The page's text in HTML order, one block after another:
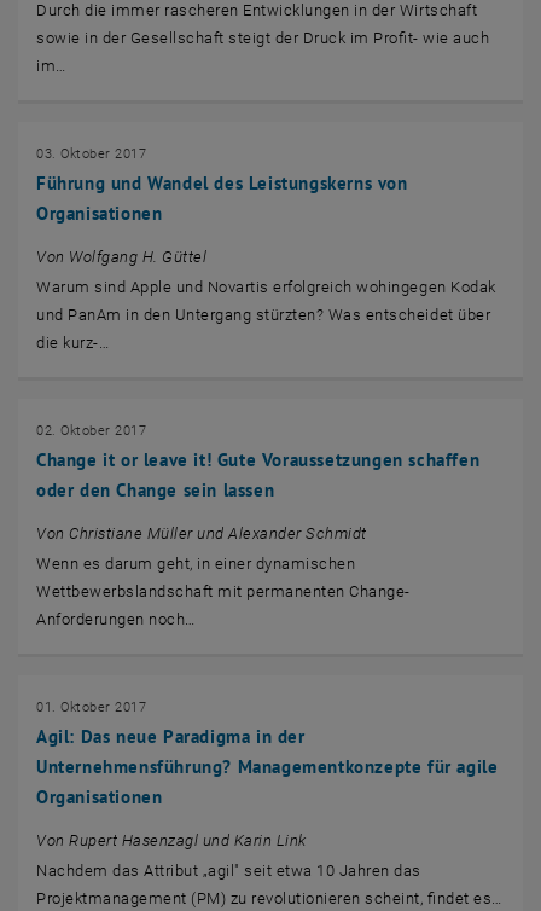
Durch die immer rascheren Entwicklungen in der Wirtschaft
sowie in der Gesellschaft steigt der Druck im Profit- wie auch
im…
Führung und Wandel des Leistungskerns von
Organisationen
03. Oktober 2017
Von Wolfgang H. Güttel
Warum sind Apple und Novartis erfolgreich wohingegen Kodak
und PanAm in den Untergang stürzten? Was entscheidet über
die kurz-…
Change it or leave it! Gute Voraussetzungen schaffen
oder den Change sein lassen
02. Oktober 2017
Von Christiane Müller und Alexander Schmidt
Wenn es darum geht, in einer dynamischen
Wettbewerbslandschaft mit permanenten Change-
Anforderungen noch…
Agil: Das neue Paradigma in der
Unternehmensführung? Managementkonzepte für agile
Organisationen
01. Oktober 2017
Von Rupert Hasenzagl und Karin Link
Nachdem das Attribut „agil" seit etwa 10 Jahren das
Projektmanagement (PM) zu revolutionieren scheint, findet es…